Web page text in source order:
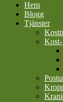
Hem
Blogg
Tjänster